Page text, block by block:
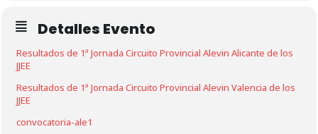
Detalles Evento
Resultados de 1ª Jornada Circuito Provincial Alevin Alicante de los
JJEE
Resultados de 1ª Jornada Circuito Provincial Alevin Valencia de los
JJEE
convocatoria-ale1